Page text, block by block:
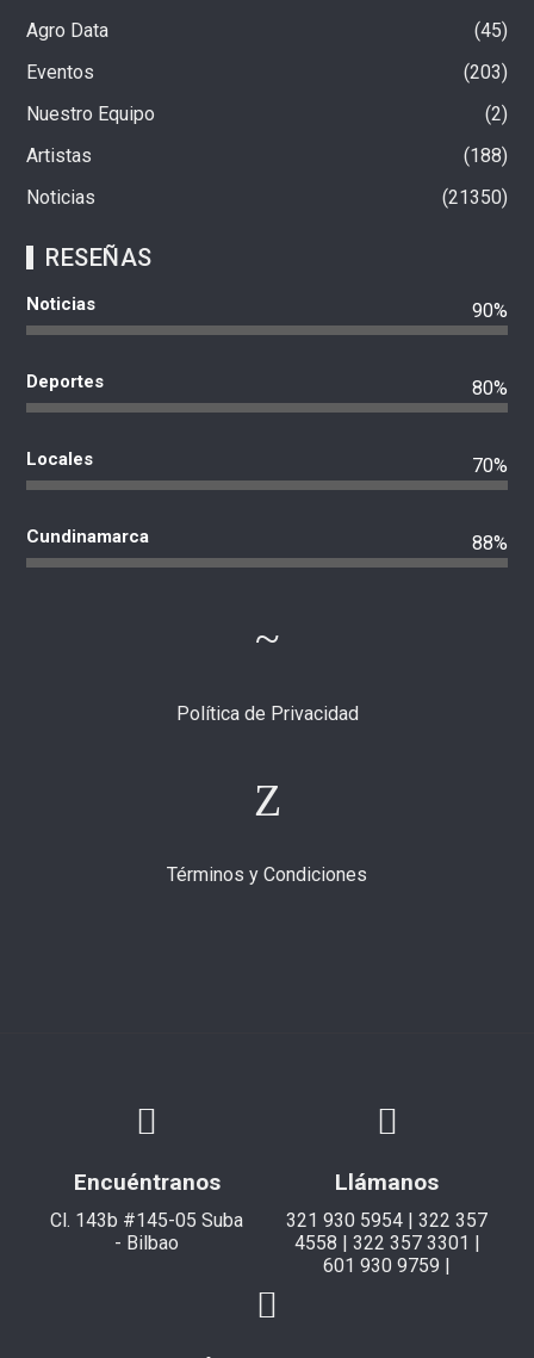
Agro Data
45
Eventos
203
Nuestro Equipo
2
Artistas
188
Noticias
21350
RESEÑAS
Noticias 90%
Deportes 80%
Locales 70%
Cundinamarca 88%
Política de Privacidad
Términos y Condiciones
Encuéntranos
Cl. 143b #145-05 Suba
- Bilbao
Llámanos
321 930 5954 | 322 357
4558 | 322 357 3301 |
601 930 9759 |